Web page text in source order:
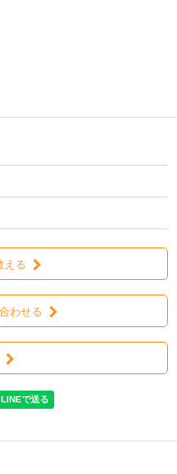
える
わせる